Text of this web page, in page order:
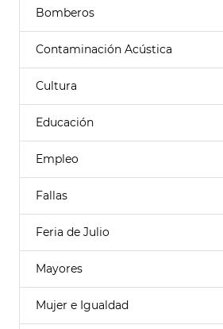
Bomberos
Contaminación Acústica
Cultura
Educación
Empleo
Fallas
Feria de Julio
Mayores
Mujer e Igualdad